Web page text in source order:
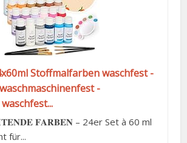
Stoffmalfarben waschfest -
-
𝐅𝐀𝐑𝐁𝐄𝐍 – 24er Set à 60 ml
für...